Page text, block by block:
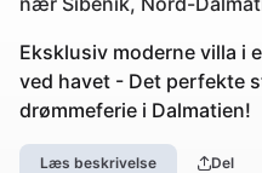
Eksklusiv moderne villa i
ved havet - Det perfekte
drømmeferie i Dalmatien!
Læs beskrivelse Del